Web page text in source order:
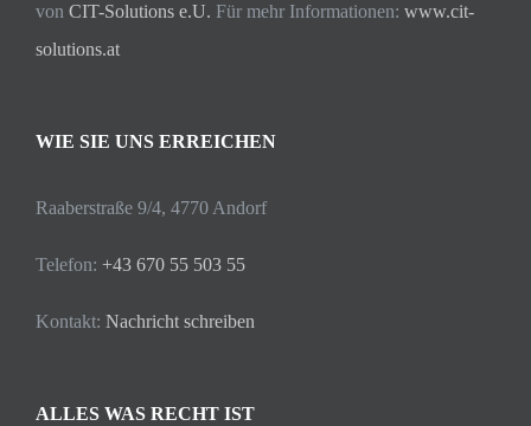
von CIT-Solutions e.U. Für mehr Informationen: www.cit-
solutions.at
WIE SIE UNS ERREICHEN
Raaberstraße 9/4, 4770 Andorf
Telefon: +43 670 55 503 55
Kontakt: Nachricht schreiben
ALLES WAS RECHT IST